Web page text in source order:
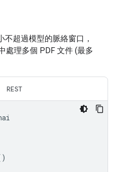
不超過模型的脈絡窗口，
處理多個 PDF 文件 (最多
REST